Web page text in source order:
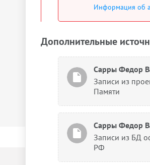
Информация об
Дополнительные
Сарры Федор
Записи из
Памяти
Сарры Федор
Записи из БД
РФ